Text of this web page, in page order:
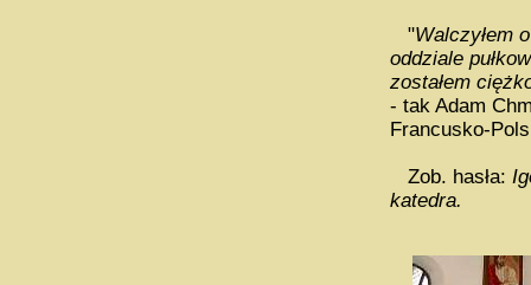
"Walczyłem
oddziale
zostałem
- tak Adam
Francusko-
Zob. hasła:
katedra.